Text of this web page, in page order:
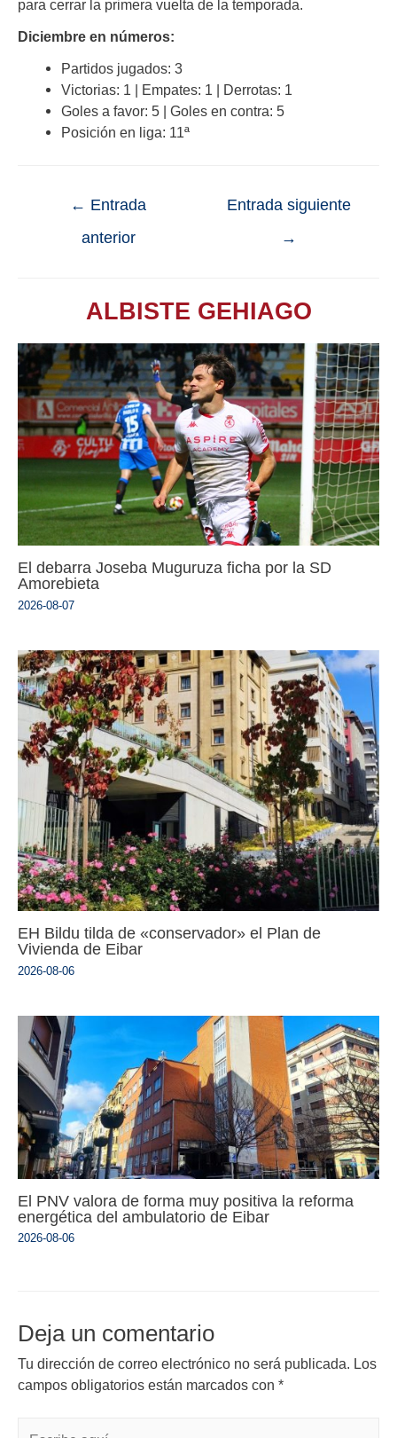
para cerrar la primera vuelta de la temporada.
Diciembre en números:
Partidos jugados: 3
Victorias: 1 | Empates: 1 | Derrotas: 1
Goles a favor: 5 | Goles en contra: 5
Posición en liga: 11ª
← Entrada
anterior
Entrada siguiente
→
ALBISTE GEHIAGO
El debarra Joseba Muguruza ficha por la SD
Amorebieta
2026-08-07
EH Bildu tilda de «conservador» el Plan de
Vivienda de Eibar
2026-08-06
El PNV valora de forma muy positiva la reforma
energética del ambulatorio de Eibar
2026-08-06
Deja un comentario
Tu dirección de correo electrónico no será publicada. Los
campos obligatorios están marcados con *